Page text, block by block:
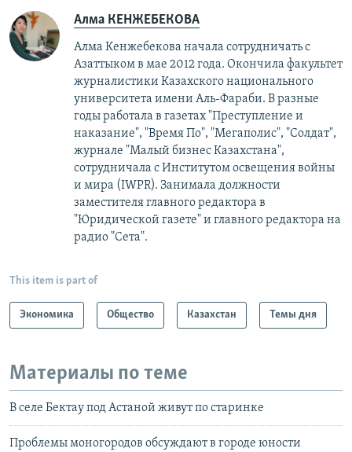
Алма КЕНЖЕБЕКОВА
Алма Кенжебекова начала сотрудничать с
Азаттыком в мае 2012 года. Окончила факультет
журналистики Казахского национального
университета имени Аль-Фараби. В разные
годы работала в газетах "Преступление и
наказание", "Время По", "Мегаполис", "Солдат",
журнале "Малый бизнес Казахстана",
сотрудничала с Институтом освещения войны
и мира (IWPR). Занимала должности
заместителя главного редактора в
"Юридической газете" и главного редактора на
радио "Сета".
This item is part of
Экономика Общество Казахстан Темы дня
Материалы по теме
В селе Бектау под Астаной живут по старинке
Проблемы моногородов обсуждают в городе юности